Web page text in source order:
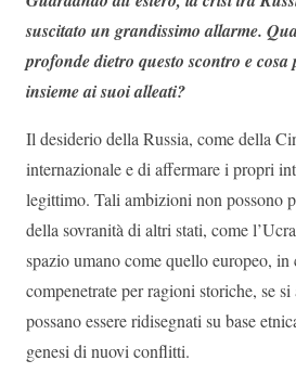
suscitato un grandissimo allarme.
profonde dietro questo scontro e
insieme ai suoi alleati?
Il desiderio della Russia, come della
internazionale e di affermare i propri
legittimo. Tali ambizioni non possono
della sovranità di altri stati, come
spazio umano come quello europeo,
compenetrate per ragioni storiche, se
possano essere ridisegnati su base
genesi di nuovi conflitti.